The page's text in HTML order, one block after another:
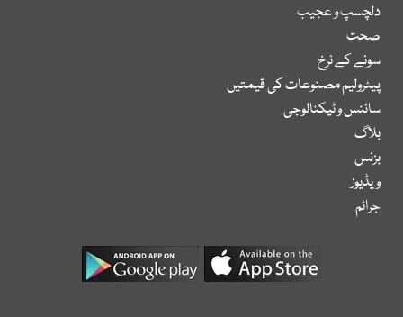
دلچسپ و عجیب
صحت
سونے کے نرخ
پیٹرولیم مصنوعات کی قیمتیں
سائنس و ٹیکنالوجی
بلاگ
بزنس
ویڈیوز
جرائم